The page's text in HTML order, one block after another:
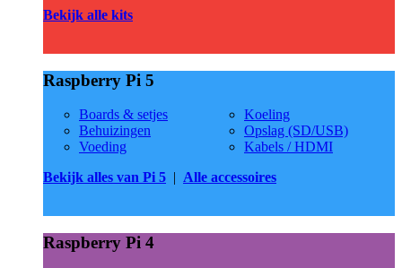
Bekijk alle kits
Raspberry Pi 5
Boards & setjes
Behuizingen
Voeding
Koeling
Opslag (SD/USB)
Kabels / HDMI
Bekijk alles van Pi 5 | Alle accessoires
Raspberry Pi 4